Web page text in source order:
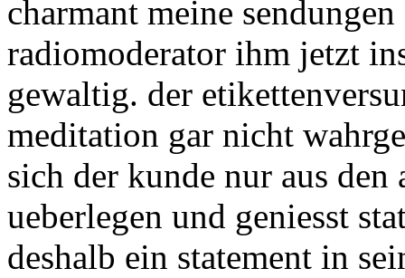
charmant meine
radiomoderator ihm jetzt
gewaltig. der
meditation gar nicht
sich der kunde nur aus
ueberlegen und geniesst
deshalb ein statement in